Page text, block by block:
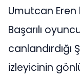
Umutcan
Başarılı
canlandırdığı
izleyicinin